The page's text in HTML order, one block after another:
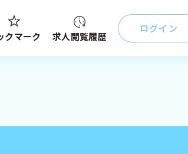
クマーク 求人閲覧履歴
ログイン